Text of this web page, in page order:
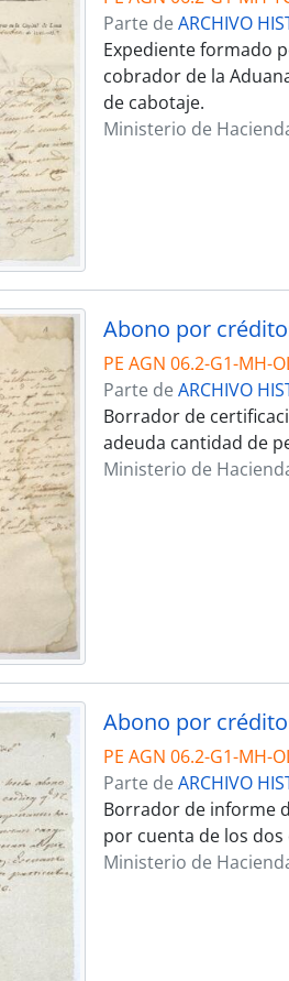
Parte de ARCHIVO
Expediente formado
cobrador de la
de cabotaje.
Ministerio de
Abono por
PE AGN 06.2-G1-MH-
Parte de ARCHIVO
Borrador de
adeuda cantidad de
Ministerio de
Abono por
PE AGN 06.2-G1-MH-
Parte de ARCHIVO
Borrador de informe
por cuenta de los dos
Ministerio de